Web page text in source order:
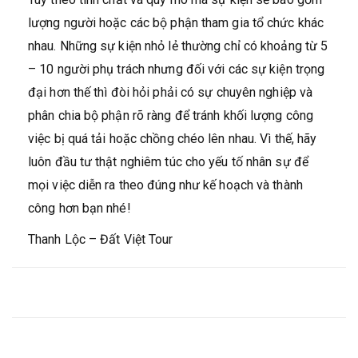
lượng người hoặc các bộ phận tham gia tổ chức khác
nhau. Những sự kiện nhỏ lẻ thường chỉ có khoảng từ 5
– 10 người phụ trách nhưng đối với các sự kiện trọng
đại hơn thế thì đòi hỏi phải có sự chuyên nghiệp và
phân chia bộ phận rõ ràng để tránh khối lượng công
việc bị quá tải hoặc chồng chéo lên nhau. Vì thế, hãy
luôn đầu tư thật nghiêm túc cho yếu tố nhân sự để
mọi việc diễn ra theo đúng như kế hoạch và thành
công hơn bạn nhé!
Thanh Lộc – Đất Việt Tour